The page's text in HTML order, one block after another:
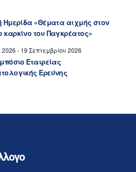
Ημερίδα «Θέματα αιχμής στον
του Παγκρέατος»
2026 - 19 Σεπτεμβρίου 2026
Εταιρείας
Ερεύνης